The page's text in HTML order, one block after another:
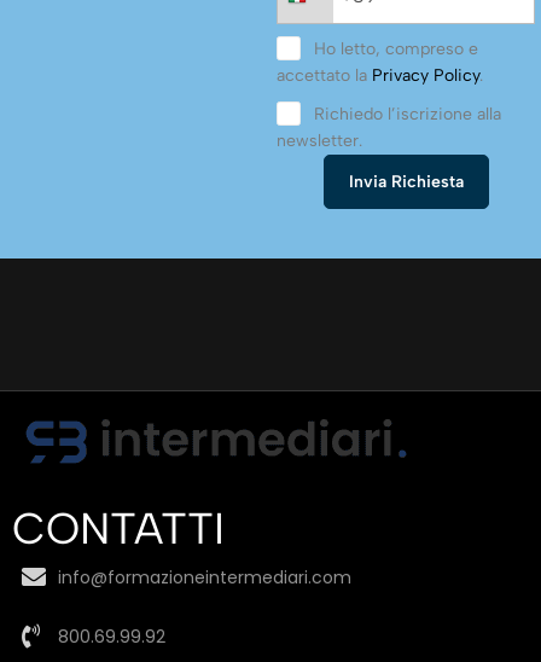
Ho letto, compreso e
accettato la Privacy Policy.
Richiedo l’iscrizione alla
newsletter.
CONTATTI
info@formazioneintermediari.com
800.69.99.92